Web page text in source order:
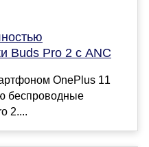
Buds Pro 2 с ANC
OnePlus 11
беспроводные
2....